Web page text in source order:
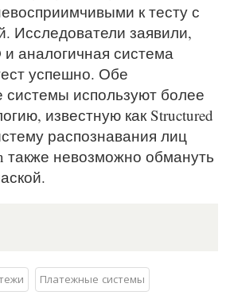
к тесту с
Исследователи заявили,
и аналогичная система
успешно. Обе
системы используют более
известную как Structured
распознавания лиц
также невозможно обмануть
Платежные системы